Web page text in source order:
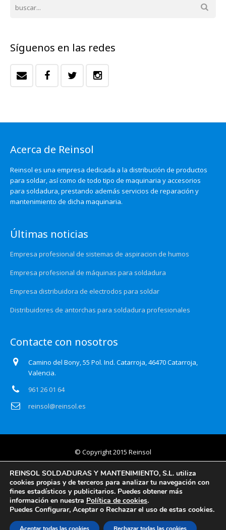
Síguenos en las redes
Acerca de Reinsol
Reinsol es una empresa dedicada a la distribución de productos
para soldar, así como de todo tipo de maquinaria y accesorios
para soldadura, prestando además servicios de reparación y
mantenimiento de dicha maquinaria.
Últimas noticias
Empresa profesional de sistemas de aspiracion de humos
Empresa profesional de máquinas para soldadura
Empresa distribuidora de electrodos para soldar
Distribuidores de antorchas para soldadura profesionales
Contacte con nosotros
Camino del Bony, 55 Pol. Ind. Catarroja, 46470 Catarroja,
Valencia.
961 26 01 64
reinsol@reinsol.es
© Copyright 2015 Reinsol
Aviso legal
Política de privacidad
Certificado Auditoría Web
REINSOL SOLDADURAS Y MANTENIMIENTO, S.L. utiliza
cookies propias y de terceros para analizar tu navegación con
fines estadísticos y publicitarios. Puedes obtener más
información en nuestra Política de cookies.
Puedes Configurar, Aceptar o Rechazar el uso de estas cookies.